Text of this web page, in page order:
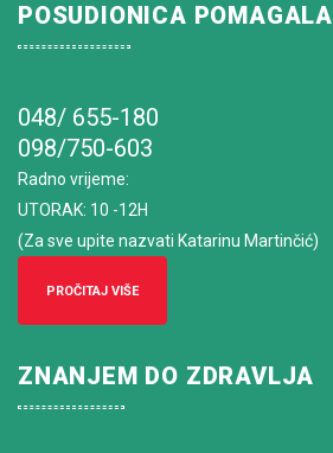
POSUDIONICA POMAGALA
048/ 655-180
098/750-603
Radno vrijeme:
UTORAK: 10 -12H
(Za sve upite nazvati Katarinu Martinčić)
PROČITAJ VIŠE
ZNANJEM DO ZDRAVLJA